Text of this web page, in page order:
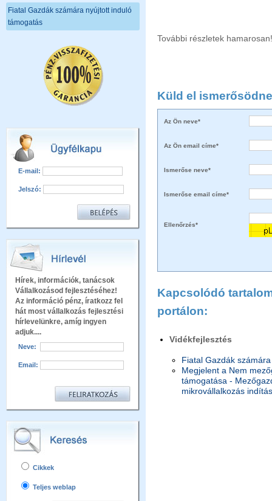
Fiatal Gazdák számára nyújtott induló
támogatás
E-mail:
Jelszó:
Hírek, információk, tanácsok
Vállalkozásod fejlesztéséhez!
Az információ pénz, íratkozz fel
hát most vállalkozás fejlesztési
hírlevelünkre, amíg ingyen
adjuk....
Neve:
Email:
Cikkek
Teljes weblap
További részletek hamarosan!
Küld el
Az Ön neve*
Az Ön email címe*
Ismerőse neve*
Ismerőse email címe*
Ellenőrzés*
Kapcsolódó
portálon:
Vidékfejlesztés
Fiatal Gazdák
Megjelent a Nem
támogatása -
mikrovállalkozás